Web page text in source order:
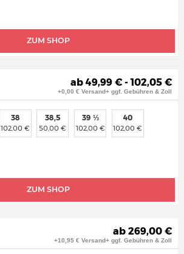
ZUM SHOP
ab 49,99 € - 102,05 €
+0,00 € Versand+ ggf. Gebühren & Zoll
ZUM SHOP
38
102,00 €
38,5
50,00 €
39 ⅓
102,00 €
40
102,00 €
ab 269,00 €
+10,95 € Versand+ ggf. Gebühren & Zoll